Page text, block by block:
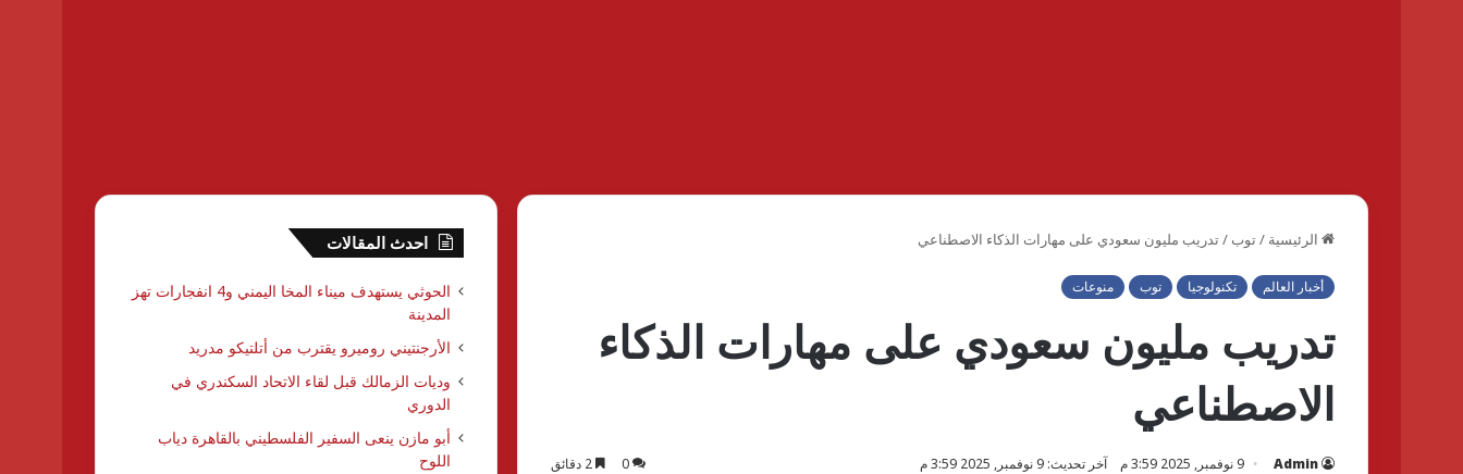
الرئيسية /توب /تدريب مليون سعودي على مهارات الذكاء الاصطناعي
أخبار العالم تكنولوجيا توب منوعات
تدريب مليون سعودي على مهارات الذكاء
الاصطناعي
Admin 9 نوفمبر, 2025 3:59 م آخر تحديث: 9 نوفمبر, 2025 3:59 م 0
احدث المقالات
الحوثي يستهدف ميناء المخا اليمني و4 انفجارات تهز
المدينة
الأرجنتيني روميرو يقترب من أتلتيكو مدريد
وديات الزمالك قبل لقاء الاتحاد السكندري في
الدوري
أبو مازن ينعى السفير الفلسطيني بالقاهرة دياب
اللوح